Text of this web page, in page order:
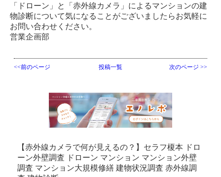
【赤外線カメラで何が見えるの？】セラフ榎本 ドロ
ーン外壁調査 ドローン マンション マンション外壁
調査 マンション大規模修繕 建物状況調査 赤外線調
「ドローン」と「赤外線カメラ」によるマンションの建
物診断について気になることがございましたらお気軽に
お問い合わせください。
営業企画部
<<前のページ 投稿一覧 次のページ >>